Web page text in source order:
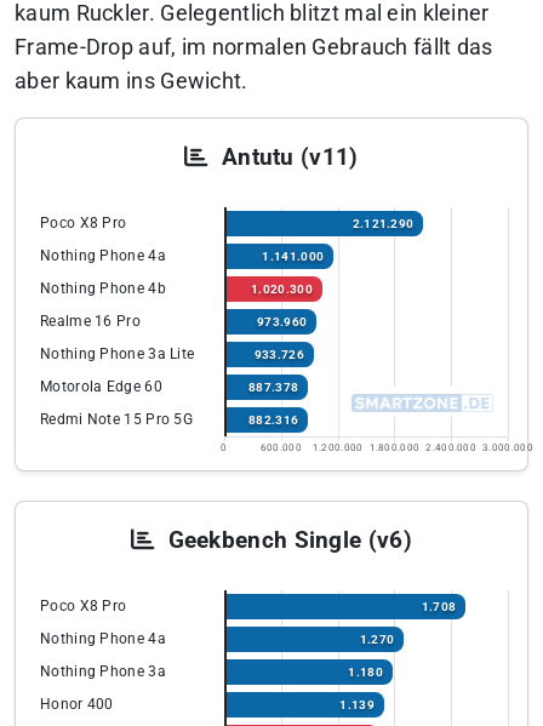
kaum Ruckler. Gelegentlich blitzt mal ein kleiner
Frame-Drop auf, im normalen Gebrauch fällt das
aber kaum ins Gewicht.
Antutu (v11)
Poco X8 Pro 2.121.290
Nothing Phone 4a 1.141.000
Nothing Phone 4b 1.020.300
Realme 16 Pro 973.960
Nothing Phone 3a Lite 933.726
Motorola Edge 60 887.378
Redmi Note 15 Pro 5G 882.316
0 600.000 1.200.000 1.800.000 2.400.000 3.000.000
Geekbench Single (v6)
Poco X8 Pro 1.708
Nothing Phone 4a 1.270
Nothing Phone 3a 1.180
Honor 400 1.139